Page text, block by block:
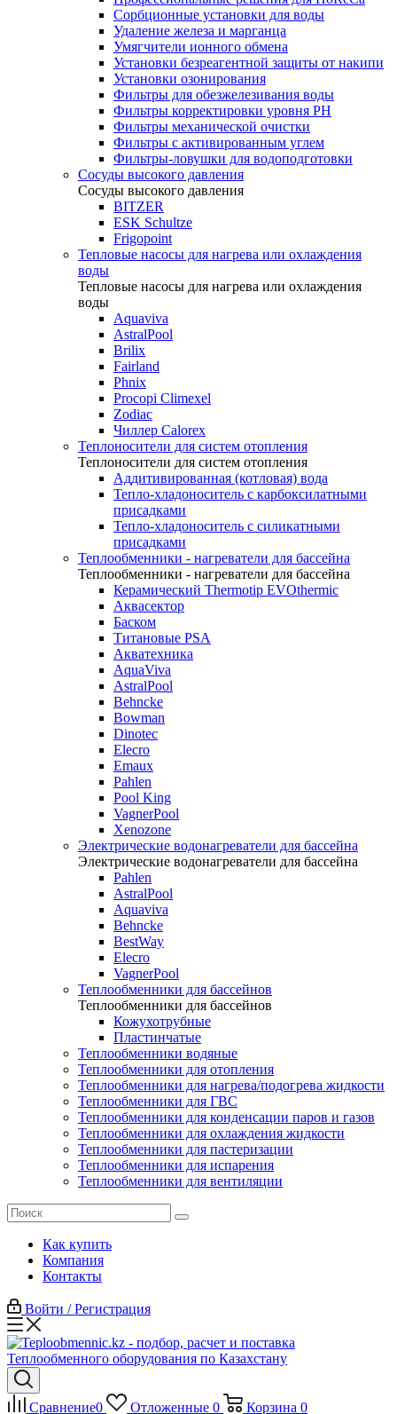
Сорбционные установки для воды
Удаление железа и марганца
Умягчители ионного обмена
Установки безреагентной защиты от накипи
Установки озонирования
Фильтры для обезжелезивания воды
Фильтры корректировки уровня PH
Фильтры механической очистки
Фильтры с активированным углем
Фильтры-ловушки для водоподготовки
Сосуды высокого давления
Сосуды высокого давления
BITZER
ESK Schultze
Frigopoint
Тепловые насосы для нагрева или охлаждения
воды
Тепловые насосы для нагрева или охлаждения
воды
Aquaviva
AstralPool
Brilix
Fairland
Phnix
Procopi Climexel
Zodiac
Чиллер Calorex
Теплоносители для систем отопления
Теплоносители для систем отопления
Аддитивированная (котловая) вода
Тепло-хладоноситель с карбоксилатными
присадками
Тепло-хладоноситель с силикатными
присадками
Теплообменники - нагреватели для бассейна
Теплообменники - нагреватели для бассейна
Керамический Thermotip EVOthermic
Аквасектор
Баском
Титановые PSA
Акватехника
AquaViva
AstralPool
Behncke
Bowman
Dinotec
Elecro
Emaux
Pahlen
Pool King
VagnerPool
Xenozone
Электрические водонагреватели для бассейна
Электрические водонагреватели для бассейна
Pahlen
AstralPool
Aquaviva
Behncke
BestWay
Elecro
VagnerPool
Теплообменники для бассейнов
Теплообменники для бассейнов
Кожухотрубные
Пластинчатые
Теплообменники водяные
Теплообменники для отопления
Теплообменники для нагрева/подогрева жидкости
Теплообменники для ГВС
Теплообменники для конденсации паров и газов
Теплообменники для охлаждения жидкости
Теплообменники для пастеризации
Теплообменники для испарения
Теплообменники для вентиляции
Как купить
Компания
Контакты
Войти / Регистрация
Сравнение0 Отложенные 0 Корзина 0